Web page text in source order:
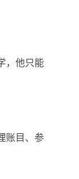
，他只能
账目、参